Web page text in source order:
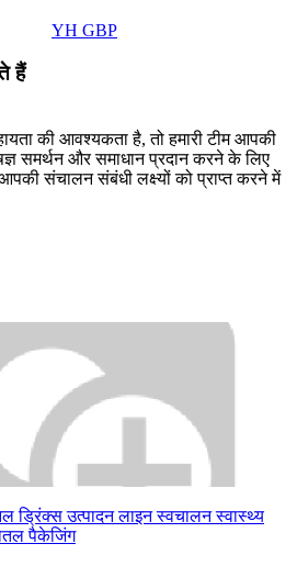
YH GBP
हैं
की आवश्यकता है, तो हमारी टीम आपकी
समर्थन और समाधान प्रदान करने के लिए
संचालन संबंधी लक्ष्यों को प्राप्त करने में
ड्रिंक्सउत्पादन लाइनस्वचालनस्वास्थ्य
पैकेजिंग